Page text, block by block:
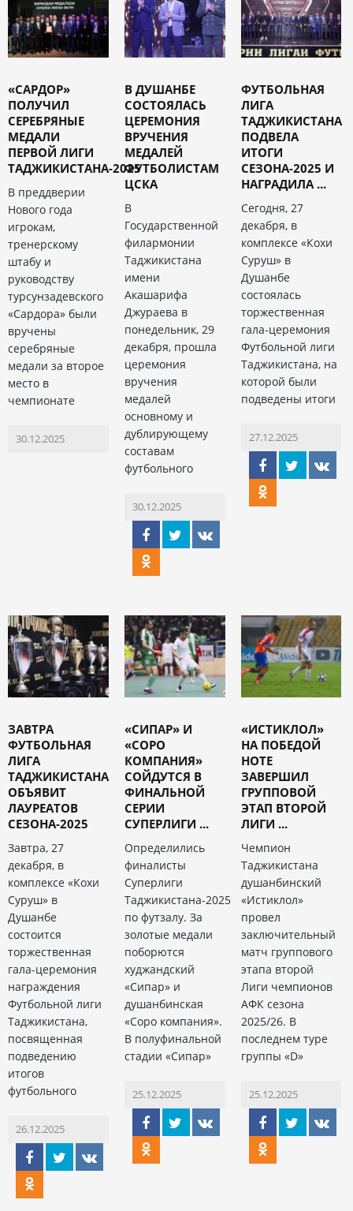
«САРДОР»
ПОЛУЧИЛ
СЕРЕБРЯНЫЕ
МЕДАЛИ
ПЕРВОЙ ЛИГИ
ТАДЖИКИСТАНА-2025
В преддверии
Нового года
игрокам,
тренерскому
штабу и
руководству
турсунзадевского
«Сардора» были
вручены
серебряные
медали за второе
место в
чемпионате
30.12.2025
В ДУШАНБЕ
СОСТОЯЛАСЬ
ЦЕРЕМОНИЯ
ВРУЧЕНИЯ
МЕДАЛЕЙ
ФУТБОЛИСТАМ
ЦСКА
В
Государственной
филармонии
Таджикистана
имени
Акашарифа
Джураева в
понедельник, 29
декабря, прошла
церемония
вручения
медалей
основному и
дублирующему
составам
футбольного
30.12.2025
ФУТБОЛЬНАЯ
ЛИГА
ТАДЖИКИСТАНА
ПОДВЕЛА
ИТОГИ
СЕЗОНА-2025 И
НАГРАДИЛА ...
Сегодня, 27
декабря, в
комплексе «Кохи
Суруш» в
Душанбе
состоялась
торжественная
гала-церемония
Футбольной лиги
Таджикистана, на
которой были
подведены итоги
27.12.2025
ЗАВТРА
ФУТБОЛЬНАЯ
ЛИГА
ТАДЖИКИСТАНА
ОБЪЯВИТ
ЛАУРЕАТОВ
СЕЗОНА-2025
Завтра, 27
декабря, в
комплексе «Кохи
Суруш» в
Душанбе
состоится
торжественная
гала-церемония
награждения
Футбольной лиги
Таджикистана,
посвященная
подведению
итогов
футбольного
26.12.2025
«СИПАР» И
«СОРО
КОМПАНИЯ»
СОЙДУТСЯ В
ФИНАЛЬНОЙ
СЕРИИ
СУПЕРЛИГИ ...
Определились
финалисты
Суперлиги
Таджикистана-2025
по футзалу. За
золотые медали
поборются
худжандский
«Сипар» и
душанбинская
«Соро компания».
В полуфинальной
стадии «Сипар»
25.12.2025
«ИСТИКЛОЛ»
НА ПОБЕДОЙ
НОТЕ
ЗАВЕРШИЛ
ГРУППОВОЙ
ЭТАП ВТОРОЙ
ЛИГИ ...
Чемпион
Таджикистана
душанбинский
«Истиклол»
провел
заключительный
матч группового
этапа второй
Лиги чемпионов
АФК сезона
2025/26. В
последнем туре
группы «D»
25.12.2025